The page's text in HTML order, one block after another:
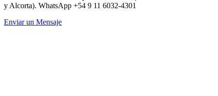
y Alcorta). WhatsApp +54 9 11 6032-4301
Enviar un Mensaje